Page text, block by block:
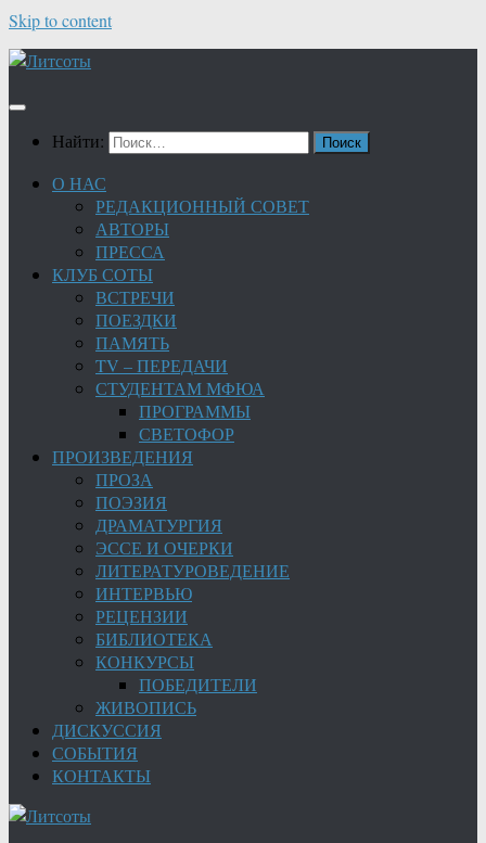
Skip to content
Найти:
О НАС
РЕДАКЦИОННЫЙ СОВЕТ
АВТОРЫ
ПРЕССА
КЛУБ СОТЫ
ВСТРЕЧИ
ПОЕЗДКИ
ПАМЯТЬ
TV – ПЕРЕДАЧИ
СТУДЕНТАМ МФЮА
ПРОГРАММЫ
СВЕТОФОР
ПРОИЗВЕДЕНИЯ
ПРОЗА
ПОЭЗИЯ
ДРАМАТУРГИЯ
ЭССЕ И ОЧЕРКИ
ЛИТЕРАТУРОВЕДЕНИЕ
ИНТЕРВЬЮ
РЕЦЕНЗИИ
БИБЛИОТЕКА
КОНКУРСЫ
ПОБЕДИТЕЛИ
ЖИВОПИСЬ
ДИСКУССИЯ
СОБЫТИЯ
КОНТАКТЫ